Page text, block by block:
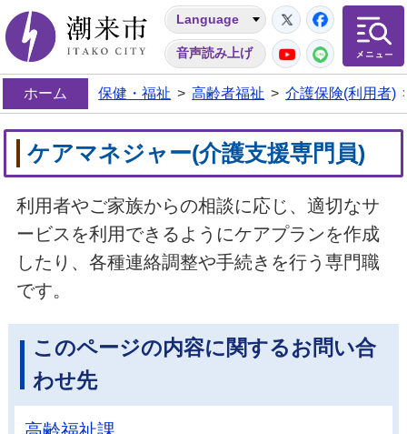
潮来市
Language
音声読み上げ
Twitter
YouTube
LINE
ホーム 保健・福祉 > 高齢者福祉 > 介護保険(利用者)
ケアマネジャー(介護支援専門員)
利用者やご家族からの相談に応じ、適切なサ
ービスを利用できるようにケアプランを作成
したり、各種連絡調整や手続きを行う専門職
です。
このページの内容に関するお問い合
わせ先
高齢福祉課